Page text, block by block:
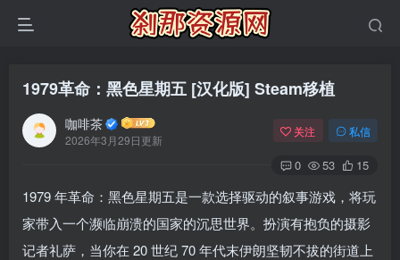
1979革命：黑色星期五 [汉化版] Steam移植
咖啡茶
2026年3月29日更新
关注 私信
0 53 15
1979 年革命：黑色星期五是一款选择驱动的叙事游戏，将玩
家带入一个濒临崩溃的国家的沉思世界。扮演有抱负的摄影
记者礼萨，当你在 20 世纪 70 年代末伊朗坚韧不拔的街道上